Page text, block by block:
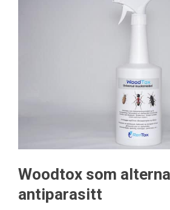
Woodtox som
antiparasitt